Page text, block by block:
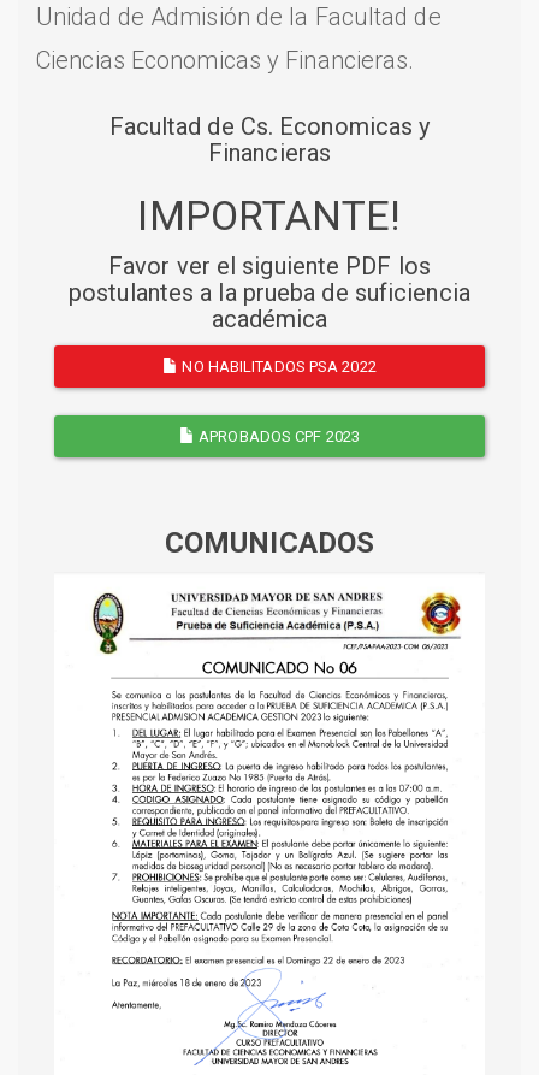
Unidad de Admisión de la Facultad de
Ciencias Economicas y Financieras.
Facultad de Cs. Economicas y
Financieras
IMPORTANTE!
Favor ver el siguiente PDF los
postulantes a la prueba de suficiencia
académica
NO HABILITADOS PSA 2022
APROBADOS CPF 2023
COMUNICADOS